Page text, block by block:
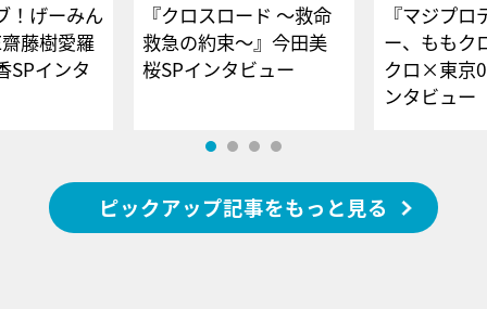
！げーみん
藤樹愛羅
SPインタ
『クロスロード ～救命
救急の約束～』今田美
桜SPインタビュー
『マジプロ
ー、ももク
クロ×東京
ンタビュー
ピックアップ記事をもっと見る